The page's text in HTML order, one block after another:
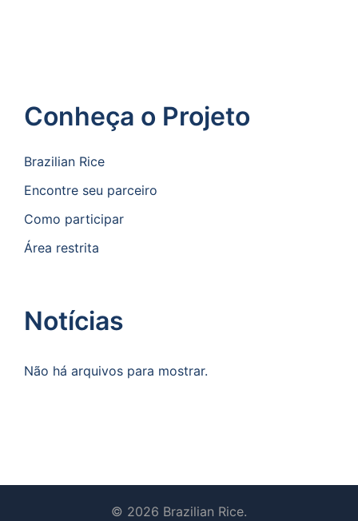
Conheça o Projeto
Brazilian Rice
Encontre seu parceiro
Como participar
Área restrita
Notícias
Não há arquivos para mostrar.
© 2026 Brazilian Rice.